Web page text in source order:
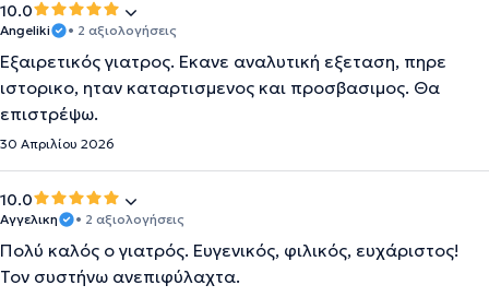
10.0
Angeliki • 2 αξιολογήσεις
Εξαιρετικός γιατρος. Εκανε αναλυτική εξεταση, πηρε
ιστορικο, ηταν καταρτισμενος και προσβασιμος. Θα
επιστρέψω.
30 Απριλίου 2026
10.0
Αγγελικη • 2 αξιολογήσεις
Πολύ καλός ο γιατρός. Ευγενικός, φιλικός, ευχάριστος!
Τον συστήνω ανεπιφύλαχτα.